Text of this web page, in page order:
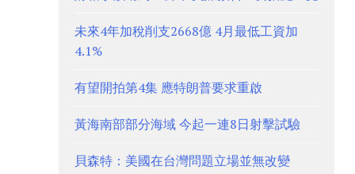
未來4年加稅削支2668億 4月最低工資加
4.1%
有望開拍第4集 應特朗普要求重啟
黃海南部部分海域 今起一連8日射擊試驗
貝森特：美國在台灣問題立場並無改變